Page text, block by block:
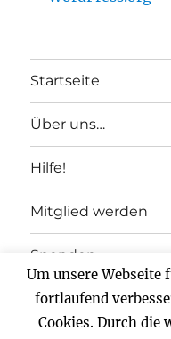
Startseite
Über uns…
Hilfe!
Mitglied werden
Spenden
Impressum
Um unsere Webseite
fortlaufend
Cookies. Durch die